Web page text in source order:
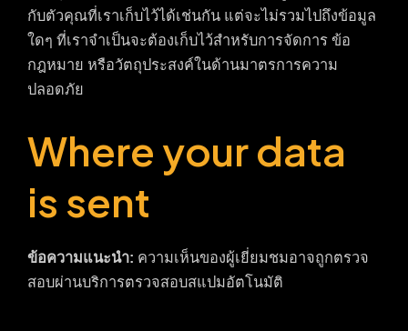
กับตัวคุณที่เราเก็บไว้ได้เช่นกัน แต่จะไม่รวมไปถึงข้อมูล
ใดๆ ที่เราจำเป็นจะต้องเก็บไว้สำหรับการจัดการ ข้อ
กฎหมาย หรือวัตถุประสงค์ในด้านมาตรการความ
ปลอดภัย
Where your data
is sent
ข้อความแนะนำ: ความเห็นของผู้เยี่ยมชมอาจถูกตรวจ
สอบผ่านบริการตรวจสอบสแปมอัตโนมัติ